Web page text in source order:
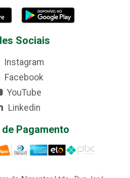
Sociais
Instagram
Facebook
YouTube
Linkedin
Pagamento